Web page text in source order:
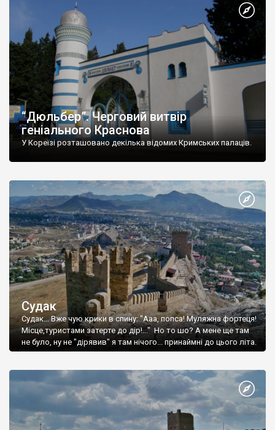
“Дюльбер”. Черговий витвір
геніального Краснова
У Кореїзі розташовано декілька відомих Кримських палаців.
Судак
Судак... Вже чую крики в спину: "Ааа, попса! Муляжна фортеця!
Місце,туристами затерте до дір!..." Но то шо? А мене ще там
не було, ну не "дірявив" я там нічого... принаймні до цього літа.